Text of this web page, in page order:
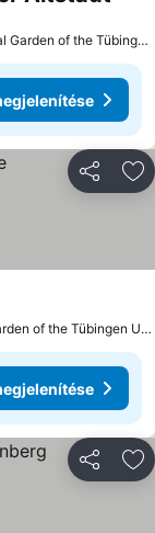
2.6 km-re innen: Botanical Garden of the Tübingen University
7.9 km-re innen: Botanical Garden of the Tübingen University